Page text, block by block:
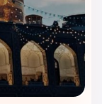
کارشناسان
پیگیری می‌کنند تا
ویداگشت قبل از